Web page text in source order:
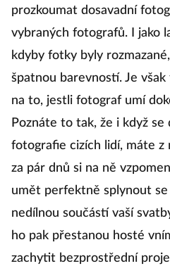
prozkoumat dosavadní
vybraných fotografů. I jako
kdyby fotky byly
špatnou barevností. Je
na to, jestli fotograf umí
Poznáte to tak, že i když
fotografie cizích lidí, máte z
za pár dnů si na ně
umět perfektně splynout
nedílnou součástí vaší
ho pak přestanou hosté
zachytit bezprostřední